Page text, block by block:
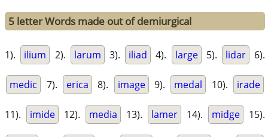
5 letter Words made out of demiurgical
1). ilium 2). larum 3). iliad 4). large 5). lidar 6).
medic 7). erica 8). image 9). medal 10). irade
11). imide 12). media 13). lamer 14). midge 15).